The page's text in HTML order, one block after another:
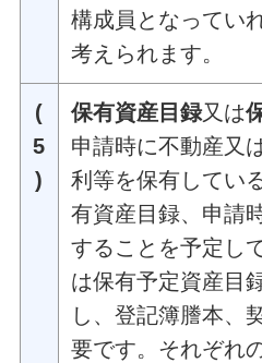
構成員となってい
考えられます。
(
5
)
保有資産目録又は
申請時に不動産又
利等を保有してい
有資産目録、申請
することを予定し
は保有予定資産目
し、登記簿謄本、
要です。それぞれ